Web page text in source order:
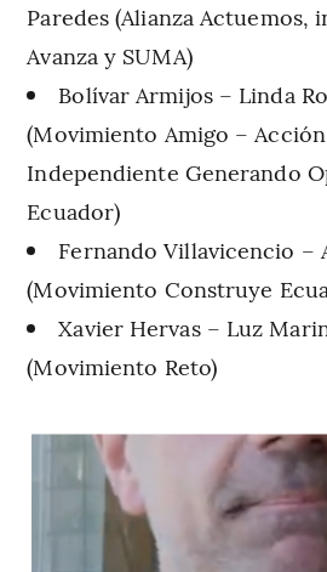
Paredes (Alianza Actuemos,
Avanza y SUMA)
Bolívar Armijos – Linda
(Movimiento Amigo –
Independiente Generando
Ecuador)
Fernando Villavicencio –
(Movimiento Construye
Xavier Hervas – Luz
(Movimiento Reto)